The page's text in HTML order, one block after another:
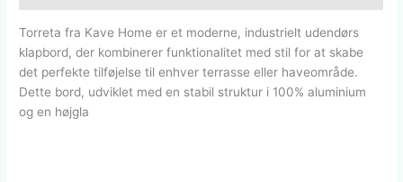
Torreta fra Kave Home er et moderne, industrielt udendørs
klapbord, der kombinerer funktionalitet med stil for at skabe
det perfekte tilføjelse til enhver terrasse eller haveområde.
Dette bord, udviklet med en stabil struktur i 100% aluminium
og en højgla